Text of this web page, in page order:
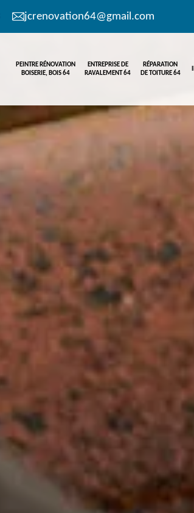
jcrenovation64@gmail.com
PEINTRE RÉNOVATION
BOISERIE, BOIS 64
ENTREPRISE DE
RAVALEMENT 64
RÉPARATION
DE TOITURE 64